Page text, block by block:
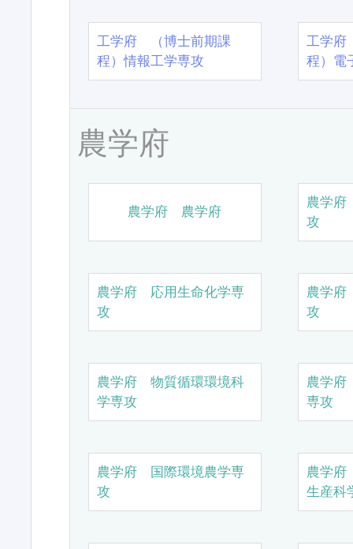
工学府 （博士前期課
程）情報工学専攻
工学
程）電
農学府
農学府 農学府
農学
攻
農学府 応用生命化学専
攻
農学
攻
農学府 物質循環環境科
学専攻
農学
専攻
農学府 国際環境農学専
攻
農学
生産科